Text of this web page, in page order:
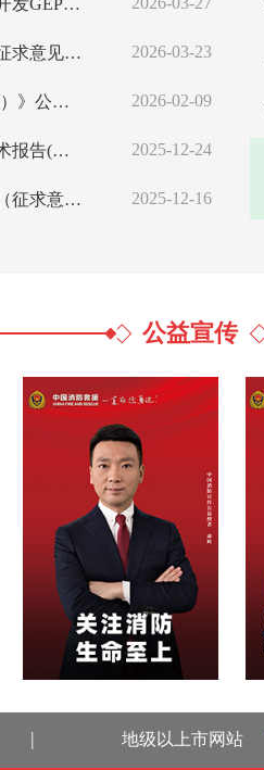
关于公开征求《河源市源城区新丰江、七寨湖水经济文旅开发GEP项目决策草案...
关于公开征求《源城区互联网租赁自行车管理暂行办法（征求意见稿）》意见的公... 2026-03-23
关于《河源市源城区防洪规划（2025-2035）（征求意见稿）》公开征求... 2026-02-09
关于公开征求《河源市源城区禁止开垦陡坡地范围划定技术报告(征求意见稿)》... 2025-12-24
关于公开征求《广东河源大桂山省级自然保护区管理办法（征求意见稿）》意见的... 2025-12-16
公益宣传
| 地级以上市网站